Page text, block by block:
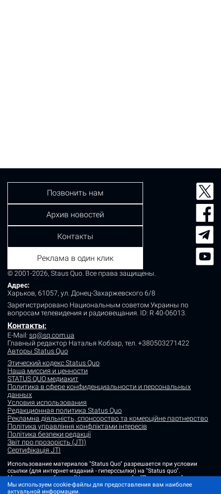
© 2001-2026, Staus Quo. Все права защищены.
Адрес:
Харьков, 61057, ул. Донец-Захаржевского 6/8
Зарегистрировано Национальным советом Украины по
вопросам телевидения и радиовещания. ID: R 40-06013.
Контакты:
E-Mail: sq@sq.com.ua
Главный редактор Наталья Кобзар, тел. +380503271422
Авторы Status Quo
Этический кодекс Status Quo
Наша миссия и ценности
STATUS QUO медиакит
Политика в сфере конфиденциальности и персональных
данных
Условия использования
Редакционная политика Status Quo
Рекламна діяльність, спонсорство та комерційне партнерство
Політика управління конфліктами інтересів
Політика безпеки редакції
Звіт про прозорість (JTI)
Сертифікація JTI
Позвонить нам
Архив новостей
Контакты
Реклама в один клик
Использование материалов "Status Quo" разрешается при условии
ссылки (для интернет-изданий - гиперссылки) на "Status quo".
Материалы в рубриках "Новости партнеров" и "Пресс-релизы"
размещаются на правах рекламы или в рамках некоммерческого
партнерства.
Мы используем cookie-файлы для предоставления вам наиболее
актуальной информации.